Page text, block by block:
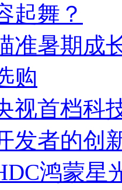
起舞？
准暑期成
购
视首档科
发者的创
鸿蒙星